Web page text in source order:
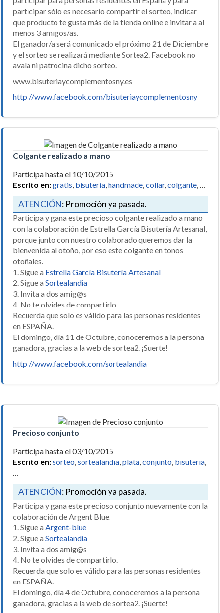
participar sólo es necesario compartir el sorteo, indicar
que producto te gusta más de la tienda online e invitar a al
menos 3 amigos/as.
El ganador/a será comunicado el próximo 21 de Diciembre
y el sorteo se realizará mediante Sortea2. Facebook no
avala ni patrocina dicho sorteo.
www.bisuteriaycomplementosny.es
http://www.facebook.com/bisuteriaycomplementosny
Colgante realizado a mano
Participa hasta el 10/10/2015
Escrito en:gratis bisuteria handmade collar, colgante
ATENCIÓN: Promoción ya pasada.
Participa y gana este precioso colgante realizado a mano
con la colaboración de Estrella García Bisutería Artesanal,
porque junto con nuestro colaborado queremos dar la
bienvenida al otoño, por eso este colgante en tonos
otoñales.
1. Sigue a Estrella García Bisutería Artesanal
2. Sigue a Sortealandia
3. Invita a dos amig@s
4. No te olvides de compartirlo.
Recuerda que solo es válido para las personas residentes
en ESPAÑA.
El domingo, día 11 de Octubre, conoceremos a la persona
ganadora, gracias a la web de sortea2. ¡Suerte!
http://www.facebook.com/sortealandia
Precioso conjunto
Participa hasta el 03/10/2015
Escrito en:sorteo sortealandia plata conjunto bisuteria
ATENCIÓN: Promoción ya pasada.
Participa y gana este precioso conjunto nuevamente con la
colaboración de Argent Blue.
1. Sigue a Argent-blue
2. Sigue a Sortealandia
3. Invita a dos amig@s
4. No te olvides de compartirlo.
Recuerda que solo es válido para las personas residentes
en ESPAÑA.
El domingo, día 4 de Octubre, conoceremos a la persona
ganadora, gracias a la web de sortea2. ¡Suerte!